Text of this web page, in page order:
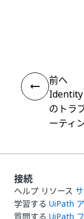
前へ
のトラ
ーティ
接続
ヘルプ リソース
学習する UiPath
質問する UiPath